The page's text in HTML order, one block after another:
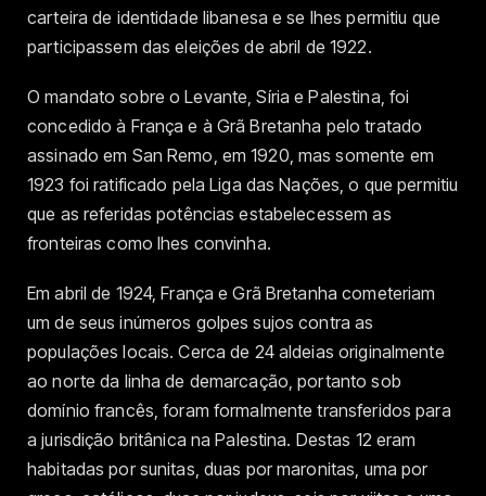
carteira de identidade libanesa e se lhes permitiu que
participassem das eleições de abril de 1922.
O mandato sobre o Levante, Síria e Palestina, foi
concedido à França e à Grã Bretanha pelo tratado
assinado em San Remo, em 1920, mas somente em
1923 foi ratificado pela Liga das Nações, o que permitiu
que as referidas potências estabelecessem as
fronteiras como lhes convinha.
Em abril de 1924, França e Grã Bretanha cometeriam
um de seus inúmeros golpes sujos contra as
populações locais. Cerca de 24 aldeias originalmente
ao norte da linha de demarcação, portanto sob
domínio francês, foram formalmente transferidos para
a jurisdição britânica na Palestina. Destas 12 eram
habitadas por sunitas, duas por maronitas, uma por